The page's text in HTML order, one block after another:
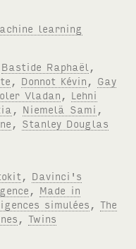
learning
Bastide Raphaël
Donnot Kévin
Gay
Vladan
Lehni
Niemelä Sami
Stanley Douglas
Davinci's
Made in
simulées ,The
,Twins